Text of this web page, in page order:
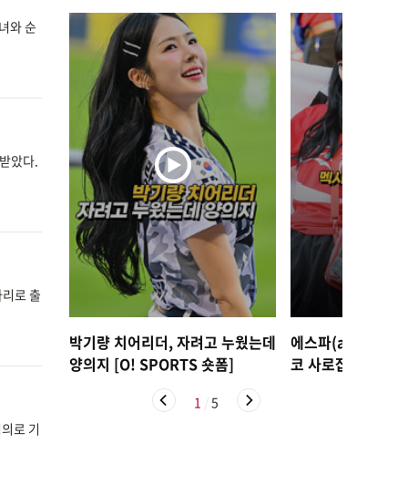
와 순
았다.
로 출
로 기
박기량 치어리더, 자려고 누웠는데
양의지 [O! SPORTS 숏폼]
에스파(aespa) 카
코 사로잡은 태극
1 5